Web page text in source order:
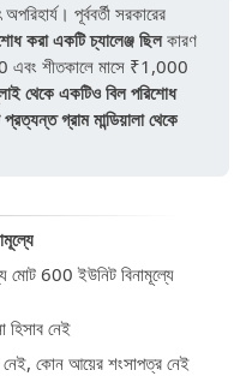
পূর্ববর্তী সরকারের
করা একটি চ্যালেঞ্জ ছিলকারণ
এবং শীতকালে মাসে ₹1,000
থেকে একটিও বিল পরিশোধ
গ্রাম মান্ডিয়ালা থেকে
মোট 600 ইউনিট বিনামূল্যে
নেই
কোন আয়ের শংসাপত্র নেই